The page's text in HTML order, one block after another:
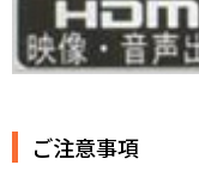
ご注意事項